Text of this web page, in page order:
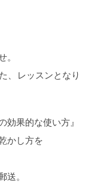
。
、レッスンとなり
効果的な使い方』
かし方を
送。